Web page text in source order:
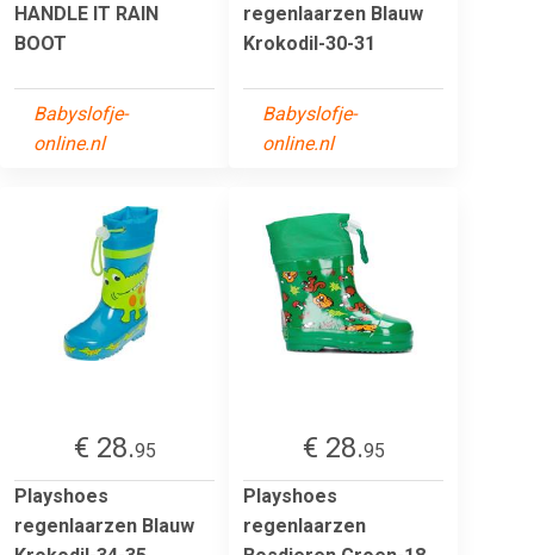
HANDLE IT RAIN
BOOT
Babyslofje-
online.nl
regenlaarzen Blauw
Krokodil-30-31
Babyslofje-
online.nl
€ 28.95
Playshoes
regenlaarzen Blauw
€ 28.95
Playshoes
regenlaarzen